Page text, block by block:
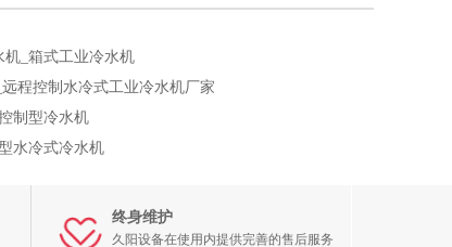
_箱式工业冷水机
程控制水冷式工业冷水机厂家
制型冷水机
水冷式冷水机
终身维护
久阳设备在使用内提供完善的售后服务